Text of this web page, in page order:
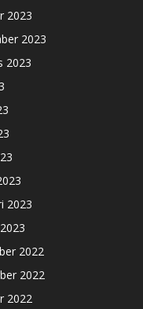
2023
2023
2023
2023
2022
2022
2022